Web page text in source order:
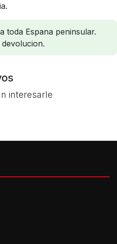
a toda Espana peninsular.
devolucion.
interesarle